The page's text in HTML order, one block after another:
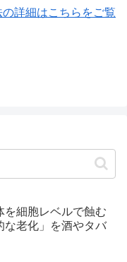
詳細はこちらをご覧
を細胞レベルで蝕む
な老化」を酒やタバ